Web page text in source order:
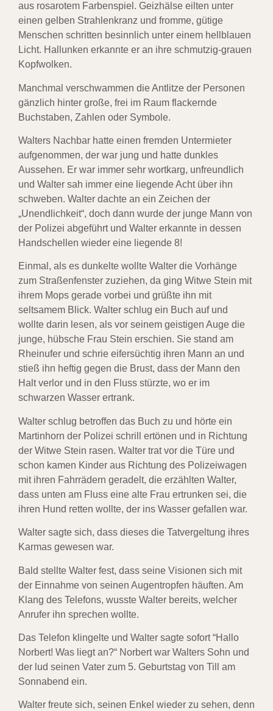
aus rosarotem Farbenspiel. Geizhälse eilten unter
einen gelben Strahlenkranz und fromme, gütige
Menschen schritten besinnlich unter einem hellblauen
Licht. Hallunken erkannte er an ihre schmutzig-grauen
Kopfwolken.
Manchmal verschwammen die Antlitze der Personen
gänzlich hinter große, frei im Raum flackernde
Buchstaben, Zahlen oder Symbole.
Walters Nachbar hatte einen fremden Untermieter
aufgenommen, der war jung und hatte dunkles
Aussehen. Er war immer sehr wortkarg, unfreundlich
und Walter sah immer eine liegende Acht über ihn
schweben. Walter dachte an ein Zeichen der
„Unendlichkeit“, doch dann wurde der junge Mann von
der Polizei abgeführt und Walter erkannte in dessen
Handschellen wieder eine liegende 8!
Einmal, als es dunkelte wollte Walter die Vorhänge
zum Straßenfenster zuziehen, da ging Witwe Stein mit
ihrem Mops gerade vorbei und grüßte ihn mit
seltsamem Blick. Walter schlug ein Buch auf und
wollte darin lesen, als vor seinem geistigen Auge die
junge, hübsche Frau Stein erschien. Sie stand am
Rheinufer und schrie eifersüchtig ihren Mann an und
stieß ihn heftig gegen die Brust, dass der Mann den
Halt verlor und in den Fluss stürzte, wo er im
schwarzen Wasser ertrank.
Walter schlug betroffen das Buch zu und hörte ein
Martinhorn der Polizei schrill ertönen und in Richtung
der Witwe Stein rasen. Walter trat vor die Türe und
schon kamen Kinder aus Richtung des Polizeiwagen
mit ihren Fahrrädern geradelt, die erzählten Walter,
dass unten am Fluss eine alte Frau ertrunken sei, die
ihren Hund retten wollte, der ins Wasser gefallen war.
Walter sagte sich, dass dieses die Tatvergeltung ihres
Karmas gewesen war.
Bald stellte Walter fest, dass seine Visionen sich mit
der Einnahme von seinen Augentropfen häuften. Am
Klang des Telefons, wusste Walter bereits, welcher
Anrufer ihn sprechen wollte.
Das Telefon klingelte und Walter sagte sofort “Hallo
Norbert! Was liegt an?“ Norbert war Walters Sohn und
der lud seinen Vater zum 5. Geburtstag von Till am
Sonnabend ein.
Walter freute sich, seinen Enkel wieder zu sehen, denn